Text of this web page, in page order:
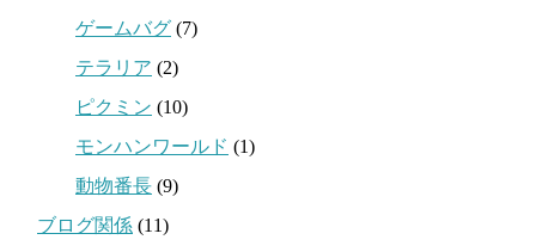
ゲームバグ (7)
テラリア (2)
ピクミン (10)
モンハンワールド (1)
動物番長 (9)
ブログ関係 (11)